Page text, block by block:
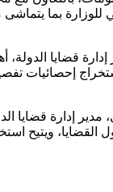
قضايا الدولة،
إحصائيات
إدارة قضايا
ويتيح